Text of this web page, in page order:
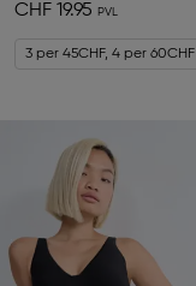
CHF 19.95
3 per 45CHF, 4 per 60CHF